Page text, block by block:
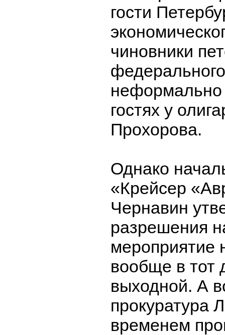
гости
чиновники
неформально
гостях у
Прохорова.
Однако
«Крейсер
Чернавин
разрешения
мероприятие
вообще в тот
выходной. А
прокуратура
временем